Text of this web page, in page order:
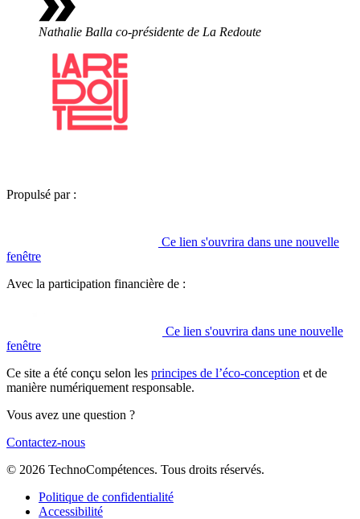
Nathalie Balla co-présidente de La Redoute
Propulsé par :
Ce lien s'ouvrira dans une nouvelle
fenêtre
Avec la participation financière de :
Ce lien s'ouvrira dans une nouvelle
fenêtre
Ce site a été conçu selon les principes de l’éco-conception et de
manière numériquement responsable.
Vous avez une question ?
Contactez-nous
© 2026 TechnoCompétences. Tous droits réservés.
Politique de confidentialité
Accessibilité